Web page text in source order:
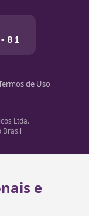
81
de Uso
Ltda.
Brasil
e